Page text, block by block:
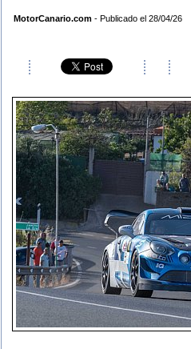
MotorCanario.com - Publicado el 28/04/26